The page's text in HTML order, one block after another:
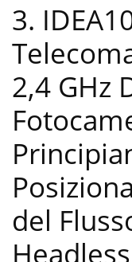
3.
2,4 GHz
del